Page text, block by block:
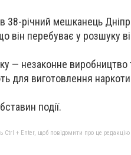
38-річний мешканець
він перебуває у розшуку
— незаконне виробництво
для виготовлення
події.
Ctrl + Enter, щоб повідомити про це редакцію